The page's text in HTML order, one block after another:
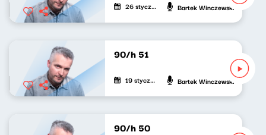
26 stycznia 2022 Bartek Winczewski
90/h 51
19 stycznia 2022 Bartek Winczewski
90/h 50